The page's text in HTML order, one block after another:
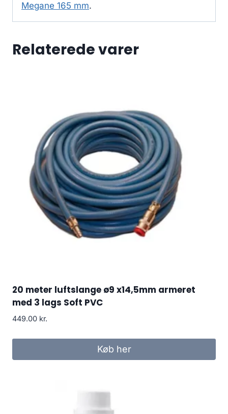
Megane 165 mm.
Relaterede varer
20 meter luftslange ø9 x14,5mm armeret
med 3 lags Soft PVC
449.00 kr.
Køb her